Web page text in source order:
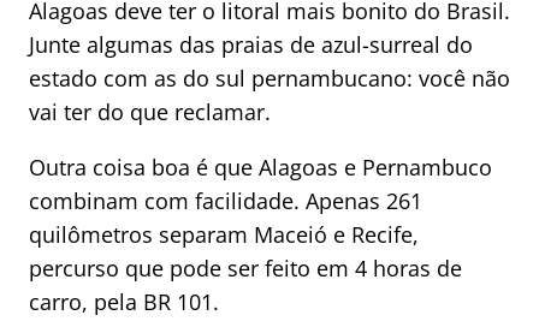
Alagoas deve ter o litoral mais bonito do Brasil.
Junte algumas das praias de azul-surreal do
estado com as do sul pernambucano: você não
vai ter do que reclamar.
Outra coisa boa é que Alagoas e Pernambuco
combinam com facilidade. Apenas 261
quilômetros separam Maceió e Recife,
percurso que pode ser feito em 4 horas de
carro, pela BR 101.